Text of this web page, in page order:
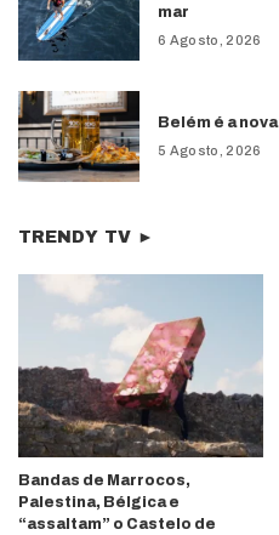
mar
6 Agosto, 2026
Belém é a
5 Agosto, 2026
TRENDY TV ►
Bandas de Marrocos,
Palestina, Bélgica e
“assaltam” o Castelo de